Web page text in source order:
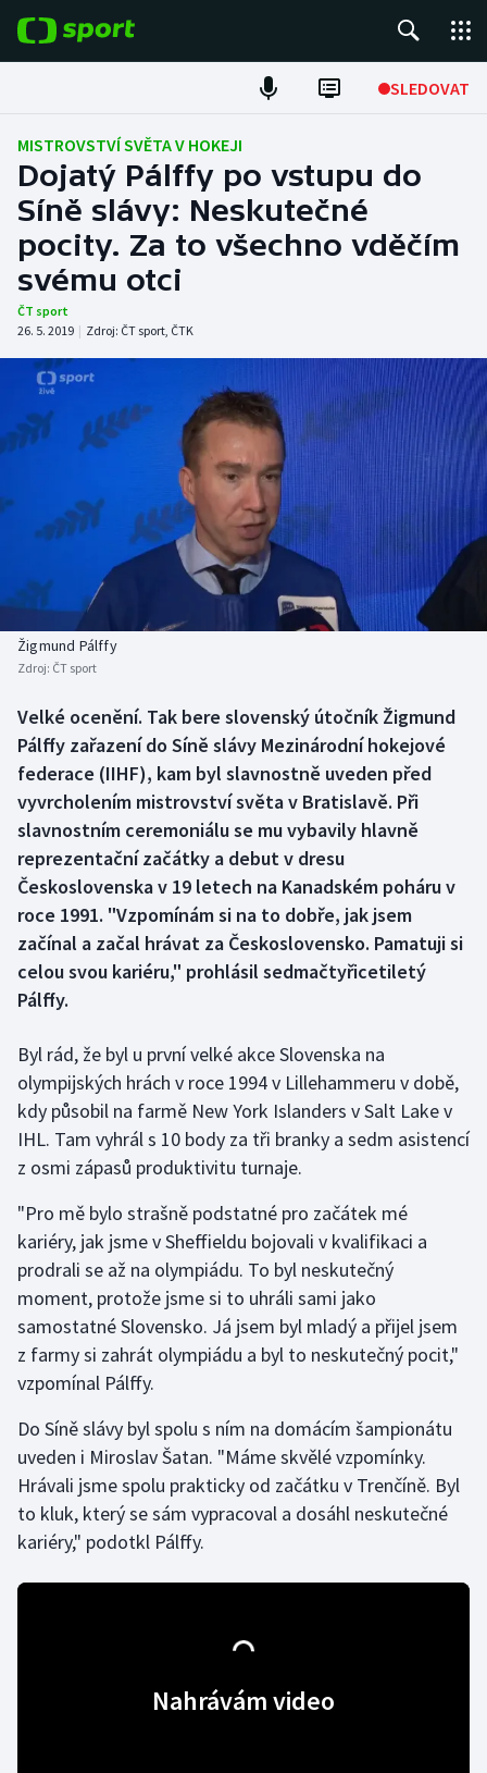
SLEDOVAT
Fotbal
Hokej
Tenis
Atletika
DALŠÍ SPORTY
Americký fotbal
Baseball a softbal
Biatlon
Boby a skeleton
Box
Curling
Florbal
Futsal
Golf
Házená
Jezdectví
Krasobruslení
Lezení
Lyže a snowboard
Moderní pětiboj
Motorsport
Olympijské hry
Parasport
NEPŘEHLÉDNĚTE
Soutěže
Historické návraty
Aplikace ČT sport
AZ kvíz
MISTROVSTVÍ SVĚTA V HOKEJI
Dojatý Pálffy po vstupu do
Síně slávy: Neskutečné
pocity. Za to všechno vděčím
svému otci
ČT sport
26. 5. 2019 | Zdroj: ČT sport, ČTK
Žigmund Pálffy
Zdroj: ČT sport
Velké ocenění. Tak bere slovenský útočník Žigmund
Pálffy zařazení do Síně slávy Mezinárodní hokejové
federace (IIHF), kam byl slavnostně uveden před
vyvrcholením mistrovství světa v Bratislavě. Při
slavnostním ceremoniálu se mu vybavily hlavně
reprezentační začátky a debut v dresu
Československa v 19 letech na Kanadském poháru v
roce 1991. "Vzpomínám si na to dobře, jak jsem
začínal a začal hrávat za Československo. Pamatuji si
celou svou kariéru," prohlásil sedmačtyřicetiletý
Pálffy.
Byl rád, že byl u první velké akce Slovenska na
olympijských hrách v roce 1994 v Lillehammeru v době,
kdy působil na farmě New York Islanders v Salt Lake v
IHL. Tam vyhrál s 10 body za tři branky a sedm asistencí
z osmi zápasů produktivitu turnaje.
"Pro mě bylo strašně podstatné pro začátek mé
kariéry, jak jsme v Sheffieldu bojovali v kvalifikaci a
prodrali se až na olympiádu. To byl neskutečný
moment, protože jsme si to uhráli sami jako
samostatné Slovensko. Já jsem byl mladý a přijel jsem
z farmy si zahrát olympiádu a byl to neskutečný pocit,"
vzpomínal Pálffy.
Do Síně slávy byl spolu s ním na domácím šampionátu
uveden i Miroslav Šatan. "Máme skvělé vzpomínky.
Hrávali jsme spolu prakticky od začátku v Trenčíně. Byl
to kluk, který se sám vypracoval a dosáhl neskutečné
kariéry," podotkl Pálffy.
Nahrávám video